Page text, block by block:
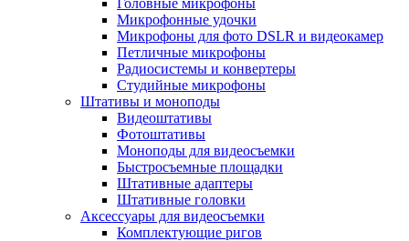
Головные микрофоны
Микрофонные удочки
Микрофоны для фото DSLR и видеокамер
Петличные микрофоны
Радиосистемы и конвертеры
Студийные микрофоны
Штативы и моноподы
Видеоштативы
Фотоштативы
Моноподы для видеосъемки
Быстросъемные площадки
Штативные адаптеры
Штативные головки
Аксессуары для видеосъемки
Комплектующие ригов